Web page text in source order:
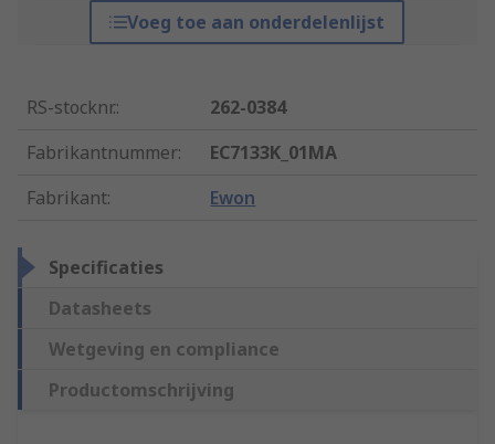
Voeg toe aan onderdelenlijst
RS-stocknr.:
262-0384
Fabrikantnummer:
EC7133K_01MA
Fabrikant: Ewon
Specificaties
Datasheets
Wetgeving en compliance
Productomschrijving